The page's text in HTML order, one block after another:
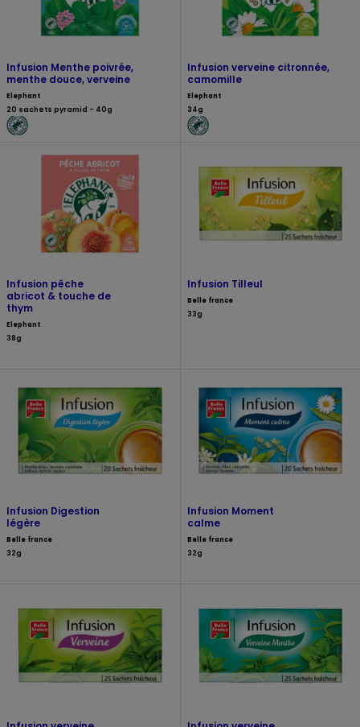
Infusion Menthe poivrée,
menthe douce, verveine
Elephant
20 sachets pyramid - 40g
Infusion verveine citronnée,
camomille
Elephant
34g
Infusion pêche
abricot & touche de
thym
Elephant
38g
Infusion Tilleul
Belle france
33g
Infusion Digestion
légère
Belle france
32g
Infusion Moment
calme
Belle france
32g